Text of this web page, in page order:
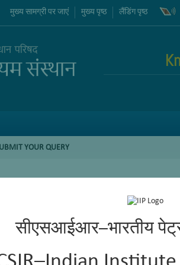
सीएसआईआर–भारतीय
मुख्य सामग्री पर जाएं मुख्य पृष्ठ लैंडिंग पृष्ठ
YOUR QUERY